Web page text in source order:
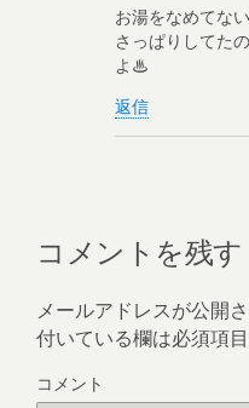
お湯をなめてな
さっぱりしてた
よ♨︎
返信
コメントを残す
メールアドレスが公開
付いている欄は必須項
コメント